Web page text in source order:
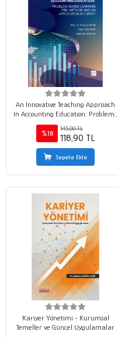
An Innovatıve Teachıng Approach
In Accountıng Educatıon: Problem-
Based Learnıng (Pbl) Method And
An Applıcatıon In Turkey
%18
145,00 TL
118,90 TL
Sepete Ekle
Kariyer Yönetimi - Kurumsal
Temeller ve Güncel Uygulamalar